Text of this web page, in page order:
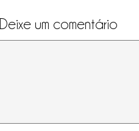
Deixe um comentário